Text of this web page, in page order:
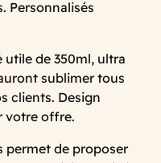
Personnalisés
utile de 350ml, ultra
sublimer tous
clients. Design
votre offre.
permet de proposer